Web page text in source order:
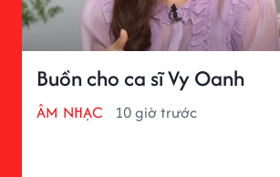
Buồn cho ca sĩ Vy Oanh
ÂM NHẠC 10 giờ trước